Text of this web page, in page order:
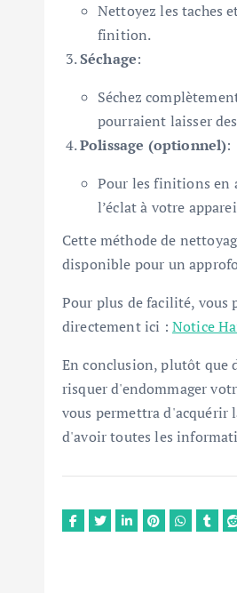
Nettoyez les taches
finition.
Séchage:
Séchez
pourraient laisser
Polissage (optionnel):
Pour les finitions en
l’éclat à votre
Cette méthode de
disponible pour un
Pour plus de facilité, vous
directement ici : Notice
En conclusion, plutôt que
risquer d'endommager
vous permettra d'acquérir
d'avoir toutes les